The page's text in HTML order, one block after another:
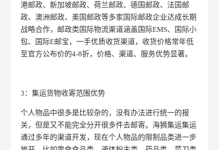
港邮政、新加坡邮政、荷兰邮政、德国邮政、法国邮
政、澳洲邮政、美国邮政等多家国际邮政企业达成长期
战略合作，邮政类国际物流渠道涵盖国际EMS、国际小
包、国际E邮宝，一手优质收货渠道，收货价格常年低
至官方公布价的4-8折，价格、渠道、服务优势显著。
3：集运货物收寄范围优势
个人物品中很多是比较杂的，没有办法进行统一的报
关，但是又不能完全分开很多件去邮寄。海狮集运集运
通过多年的渠道开发，现在个人物品的限制品类进一步